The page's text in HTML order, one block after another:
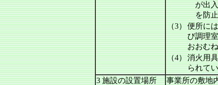
が出
を防
（3）便所に
び調理
おおむ
（4）消火用
られて
3 施設の設置場所
事業所の敷地